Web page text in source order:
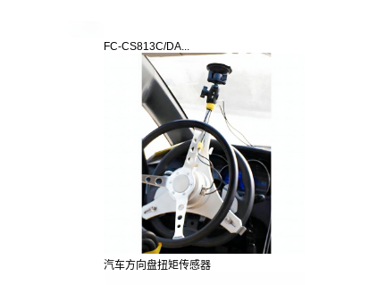
FC-CS813C/DA...
汽车方向盘扭矩传感器